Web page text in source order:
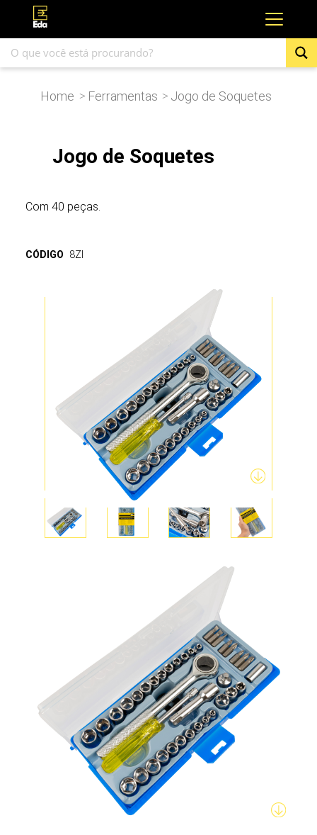
Home > Ferramentas > Jogo de Soquetes
Jogo de Soquetes
Com 40 peças.
CÓDIGO 8ZI